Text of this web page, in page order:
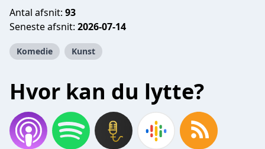
Antal afsnit: 93
Seneste afsnit: 2026-07-14
Komedie Kunst
Hvor kan du lytte?